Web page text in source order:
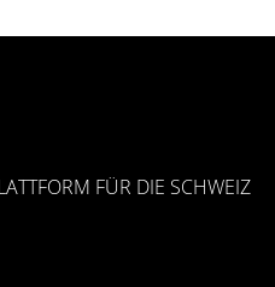
FÜR DIE SCHWEIZ